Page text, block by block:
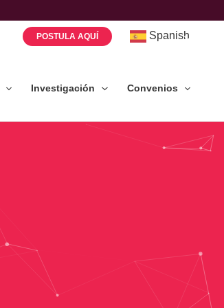
POSTULA AQUÍ Spanish
Investigación Convenios